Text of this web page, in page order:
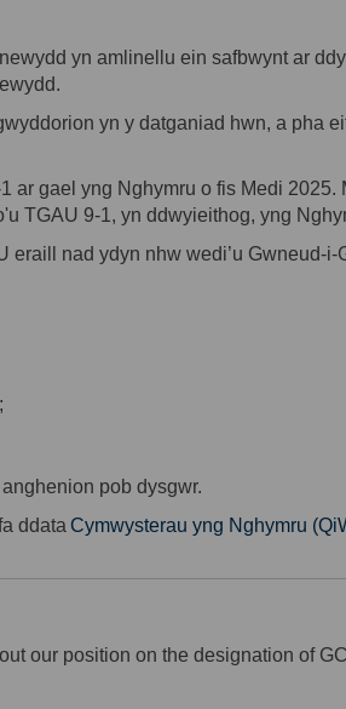
newydd yn amlinellu ein safbwynt ar
.
yn y datganiad hwn, a pha
ar gael yng Nghymru o fisMedi 2025.
TGAU 9-1, yn ddwyieithog, yng
eraill nad ydyn nhw wedi’u Gwneud-i-
;
anghenion pob dysgwr.
ddata Cymwysterau yng Nghymru
our position on the designation of